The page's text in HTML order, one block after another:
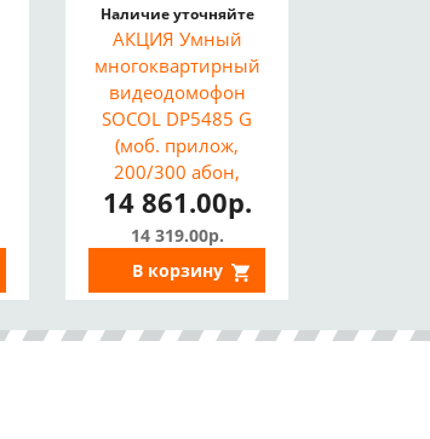
Наличие уточняйте
АКЦИЯ Умный
многоквартирный
видеодомофон
SOCOL DP5485 G
(моб. прилож,
200/300 абон,
трубки или
мониторы)^
Бывшая розница
25 460р.
14 861.00р.
14 319.00р.
В корзину